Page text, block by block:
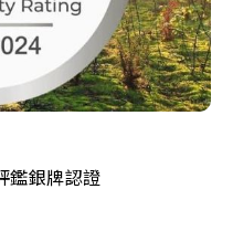
經營治理」及「幸福職場」
、年度計畫及策略之擬訂、永
永續發展相關事項之決議。
短中長期ESG永續目標設定
進行可行性評估，最後經總
過後開始實施。未來ESG目
參與及實踐，強化正文永續
銀牌認證